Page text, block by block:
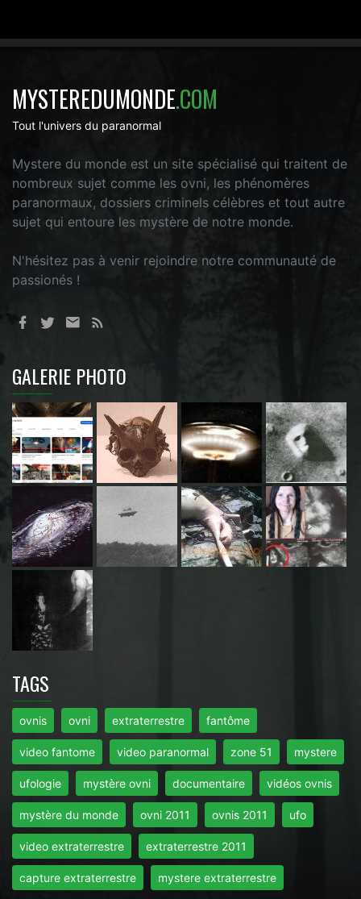
MYSTEREDUMONDE.COM
Tout l'univers du paranormal
Mystere du monde est un site spécialisé qui traitent de
nombreux sujet comme les ovni, les phénomères
paranormaux, dossiers criminels célèbres et tout autre
sujet qui entoure les mystère de notre monde.
N'hésitez pas à venir rejoindre notre communauté de
passionés !
GALERIE PHOTO
TAGS
ovnis ovni extraterrestre fantôme
video fantome video paranormal zone 51 mystere
ufologie mystère ovni documentaire vidéos ovnis
mystère du monde ovni 2011 ovnis 2011 ufo
video extraterrestre extraterrestre 2011
capture extraterrestre mystere extraterrestre